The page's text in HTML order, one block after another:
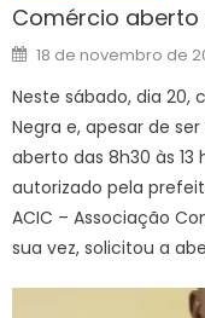
Comércio
Posted
on
18 de novembro de
Neste sábado, dia
Negra e, apesar de
aberto das 8h30 às
autorizado pela
ACIC – Associação
sua vez, solicitou a